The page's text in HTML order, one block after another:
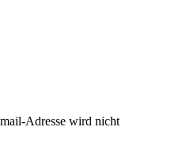
Adresse wird nicht